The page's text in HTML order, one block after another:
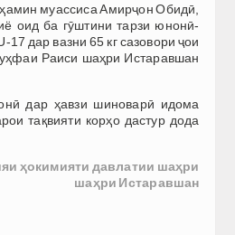
муассиса Амирҷон Обидӣ,
оид ба гӯштини тарзи юнонӣ-
дар вазни 65 кг сазовори ҷои
Раиси шаҳри Истаравшан
дар ҳавзи шиноварӣ идома
тақвияти корҳо дастур дода
ҳокимияти давлатии шаҳри
шаҳри Истаравшан